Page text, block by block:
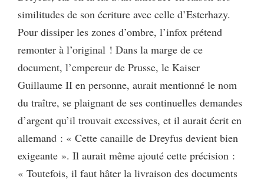
similitudes de son écriture avec celle d’Esterhazy.
Pour dissiper les zones d’ombre, l’infox prétend
remonter à l’original ! Dans la marge de ce
document, l’empereur de Prusse, le Kaiser
Guillaume II en personne, aurait mentionné le nom
du traître, se plaignant de ses continuelles demandes
d’argent qu’il trouvait excessives, et il aurait écrit en
allemand : « Cette canaille de Dreyfus devient bien
exigeante ». Il aurait même ajouté cette précision :
« Toutefois, il faut hâter la livraison des documents